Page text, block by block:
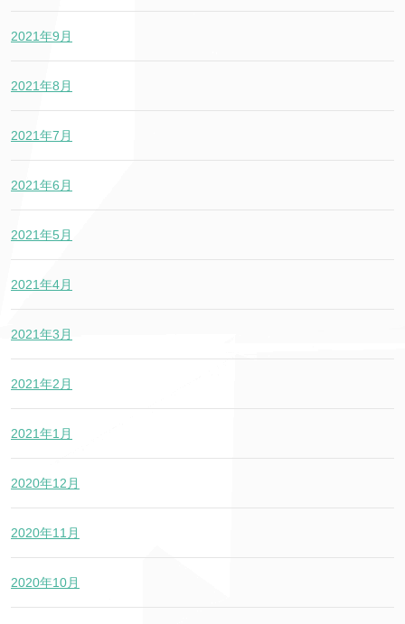
2021年9月
2021年8月
2021年7月
2021年6月
2021年5月
2021年4月
2021年3月
2021年2月
2021年1月
2020年12月
2020年11月
2020年10月